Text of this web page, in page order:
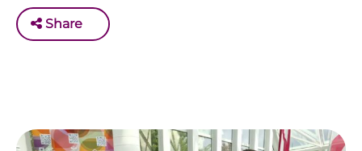
Share